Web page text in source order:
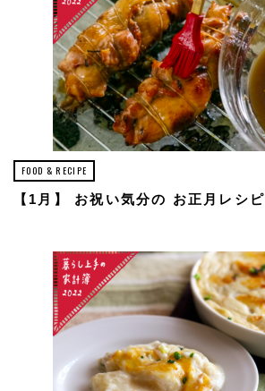
FOOD & RECIPE
【1月】 お祝い気分の お正月レシピ